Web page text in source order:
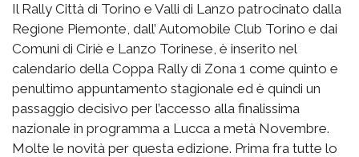
Il Rally Città di Torino e Valli di Lanzo patrocinato dalla
Regione Piemonte, dall’ Automobile Club Torino e dai
Comuni di Ciriè e Lanzo Torinese, è inserito nel
calendario della Coppa Rally di Zona 1 come quinto e
penultimo appuntamento stagionale ed è quindi un
passaggio decisivo per l’accesso alla finalissima
nazionale in programma a Lucca a metà Novembre.
Molte le novità per questa edizione. Prima fra tutte lo